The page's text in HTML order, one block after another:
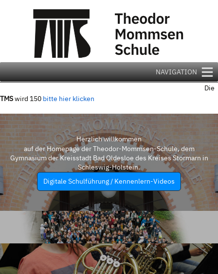
NAVIGATION
Die
TMSwird 150 bitte hier klicken
Herzlich willkommen
auf der Homepage der Theodor-Mommsen-Schule, dem
Gymnasium der Kreisstadt Bad Oldesloe des Kreises Stormarn in
Schleswig-Holstein.
Digitale Schulführung / Kennenlern-Videos